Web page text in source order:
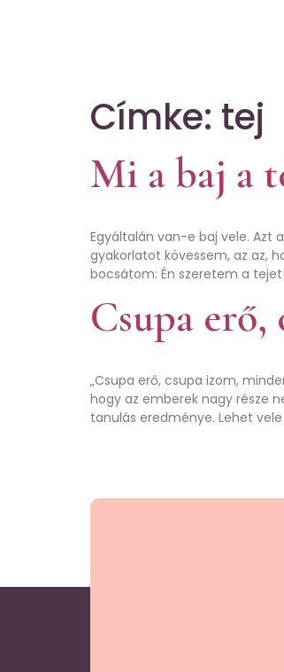
Címke: tej
Mi a baj a
Egyáltalán van-e baj vele. Azt
gyakorlatot kövessem, az az,
bocsátom: Én szeretem a
Csupa
„Csupa erő, csupa izom,
hogy az emberek nagy része
tanulás eredménye. Lehet